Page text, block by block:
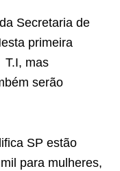
Secretaria de
primeira
T.I, mas
serão
SP estão
para mulheres,